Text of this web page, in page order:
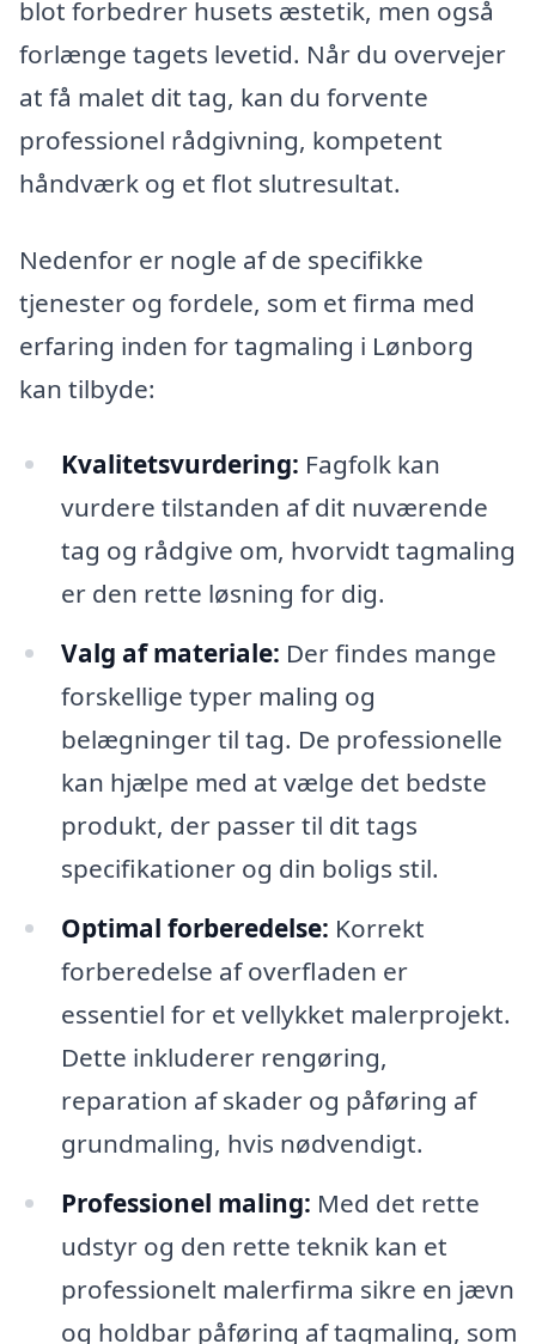
blot forbedrer husets æstetik, men også
forlænge tagets levetid. Når du overvejer
at få malet dit tag, kan du forvente
professionel rådgivning, kompetent
håndværk og et flot slutresultat.
Nedenfor er nogle af de specifikke
tjenester og fordele, som et firma med
erfaring inden for tagmaling i Lønborg
kan tilbyde:
Kvalitetsvurdering: Fagfolk kan
vurdere tilstanden af dit nuværende
tag og rådgive om, hvorvidt tagmaling
er den rette løsning for dig.
Valg af materiale: Der findes mange
forskellige typer maling og
belægninger til tag. De professionelle
kan hjælpe med at vælge det bedste
produkt, der passer til dit tags
specifikationer og din boligs stil.
Optimal forberedelse: Korrekt
forberedelse af overfladen er
essentiel for et vellykket malerprojekt.
Dette inkluderer rengøring,
reparation af skader og påføring af
grundmaling, hvis nødvendigt.
Professionel maling: Med det rette
udstyr og den rette teknik kan et
professionelt malerfirma sikre en jævn
og holdbar påføring af tagmaling, som